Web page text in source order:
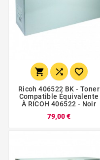
  
Ricoh 406522 BK - Toner
Compatible Équivalente
À RICOH 406522 - Noir
79,00 €